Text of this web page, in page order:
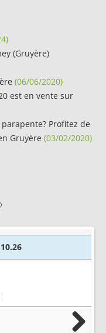
(Gruyère)
(06/06/2020)
est en vente sur
Profitez de
Gruyère (03/02/2020)